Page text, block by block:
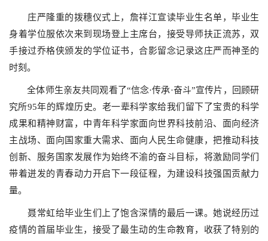
庄严隆重的拨穗仪式上，詹祥江宣读毕业生名单，毕业生
身着学位服依次来到现场登上主席台，接受导师扶正流苏，双
手接过乔格侠颁发的学位证书，合影留念记录这庄严而神圣的
时刻。
全体师生亲友共同观看了“信念·传承·奋斗”宣传片，回顾研
究所95年的辉煌历史。老一辈科学家给我们留下了宝贵的科学
成果和精神财富，中青年科学家面向世界科技前沿、面向经济
主战场、面向国家重大需求、面向人民生命健康，把推动科技
创新、服务国家发展作为始终不渝的奋斗目标，将激励同学们
带着迸发的青春动力开启下一段征程，为建设科技强国贡献力
量。
聂常虹给毕业生们上了饱含深情的最后一课。她说经历过
疫情的首届毕业生，接受了最生动的生命教育，收获了特别的